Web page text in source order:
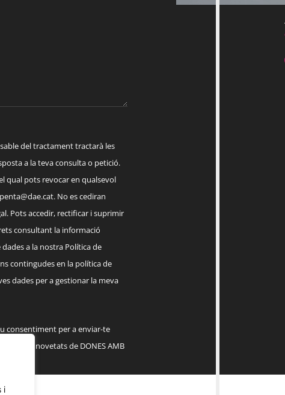
i
del tractament tractarà les
a la teva consulta o petició.
qual pots revocar en qualsevol
. No es cediran
Pots accedir, rectificar i suprimir
consultant la informació
a la nostra Política de
contingudes en la política de
dades per a gestionar la meva
consentiment per a enviar-te
serveis, novetats de DONES AMB